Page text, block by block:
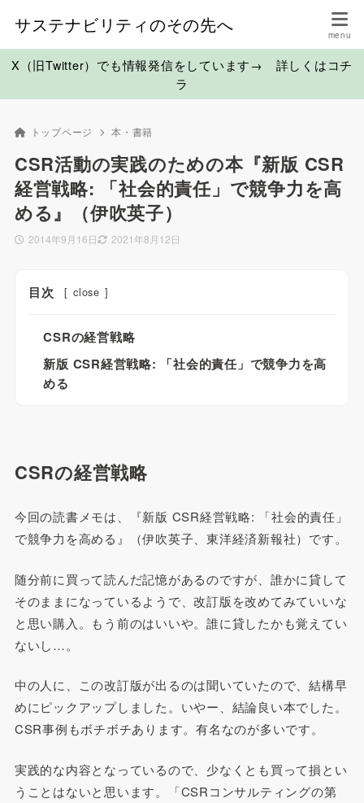
サステナビリティのその先へ
X（旧Twitter）でも情報発信をしています→ 詳しくはコチ
ラ
トップページ 本・書籍
CSR活動の実践のための本『新版 CSR
経営戦略: 「社会的責任」で競争力を高
める』（伊吹英子）
2014年9月16日 2021年8月12日
目次 [ close ]
CSRの経営戦略
新版 CSR経営戦略: 「社会的責任」で競争力を高
める
CSRの経営戦略
今回の読書メモは、『新版 CSR経営戦略: 「社会的責任」
で競争力を高める』（伊吹英子、東洋経済新報社）です。
随分前に買って読んだ記憶があるのですが、誰かに貸して
そのままになっているようで、改訂版を改めてみていいな
と思い購入。もう前のはいいや。誰に貸したかも覚えてい
ないし…。
中の人に、この改訂版が出るのは聞いていたので、結構早
めにピックアップしました。いやー、結論良い本でした。
CSR事例もボチボチあります。有名なのが多いです。
実践的な内容となっているので、少なくとも買って損とい
うことはないと思います。「CSRコンサルティングの第